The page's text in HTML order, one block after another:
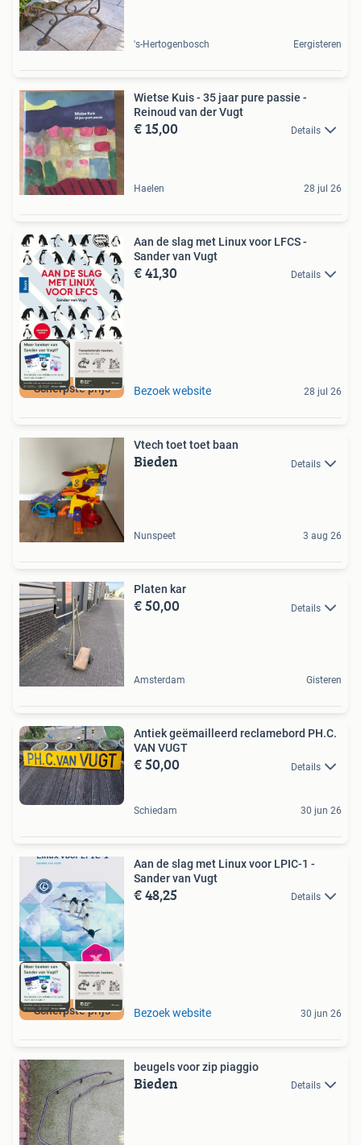
's-Hertogenbosch Eergisteren
Wietse Kuis - 35 jaar pure passie -
Reinoud van der Vugt
€ 15,00 Details
Haelen 28 jul 26
Scherpste prijs
Aan de slag met Linux voor LFCS -
Sander van Vugt
€ 41,30 Details
Bezoek website 28 jul 26
Vtech toet toet baan
Bieden Details
Nunspeet 3 aug 26
Platen kar
€ 50,00 Details
Amsterdam Gisteren
Antiek geëmailleerd reclamebord PH.C.
VAN VUGT
€ 50,00 Details
Schiedam 30 jun 26
Scherpste prijs
Aan de slag met Linux voor LPIC-1 -
Sander van Vugt
€ 48,25 Details
Bezoek website 30 jun 26
beugels voor zip piaggio
Bieden Details